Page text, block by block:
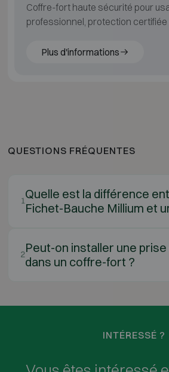
Coffre-fort haute sécurité pour
professionnel, protection certifiée
Plus d'informations
QUESTIONS FRÉQUENTES
1Quelle est la différence
Fichet-Bauche Millium et
2Peut-on installer une
dans un coffre-fort ?
INTÉRESSÉ ?